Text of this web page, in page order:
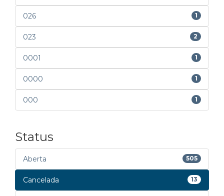
026 1
023 2
0001 1
0000 1
000 1
Status
Aberta 505
Cancelada 13